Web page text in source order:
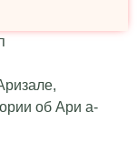
,
об Ари а-